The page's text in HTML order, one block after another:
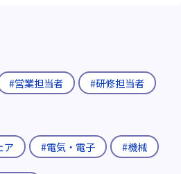
#営業担当者
#研修担当者
ア #電気・電子 #機械